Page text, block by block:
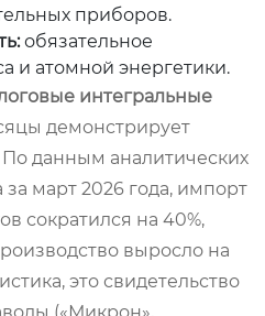
приборов.
обязательное
и атомной энергетики.
интегральные
демонстрирует
данным аналитических
март 2026 года, импорт
сократился на 40%,
выросло на
это свидетельство
(«Микрон»,